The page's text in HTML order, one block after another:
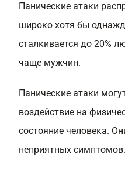
Панические атаки
широко хотя бы
сталкивается до 20%
чаще мужчин.
Панические атаки
воздействие на
состояние человека.
неприятных симптомов.